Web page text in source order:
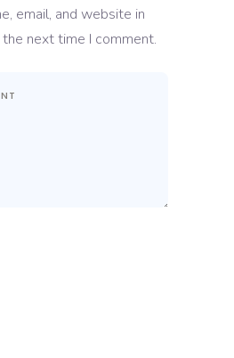
email, and website in
next time I comment.